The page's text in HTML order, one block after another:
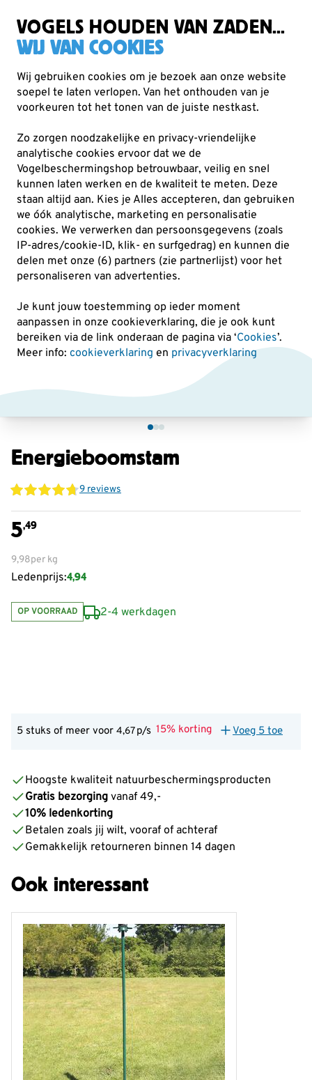
VOGELS HOUDEN VAN ZADEN...
WIJ VAN COOKIES
Wij gebruiken cookies om je bezoek aan onze website
soepel te laten verlopen. Van het onthouden van je
voorkeuren tot het tonen van de juiste nestkast.
Zo zorgen noodzakelijke en privacy-vriendelijke
analytische cookies ervoor dat we de
Vogelbeschermingshop betrouwbaar, veilig en snel
kunnen laten werken en de kwaliteit te meten. Deze
staan altijd aan. Kies je Alles accepteren, dan gebruiken
we óók analytische, marketing en personalisatie
cookies. We verwerken dan persoonsgegevens (zoals
IP-adres/cookie-ID, klik- en surfgedrag) en kunnen die
delen met onze (6) partners (zie partnerlijst) voor het
personaliseren van advertenties.
Je kunt jouw toestemming op ieder moment
aanpassen in onze cookieverklaring, die je ook kunt
bereiken via de link onderaan de pagina via ‘Cookies’.
Meer info: cookieverklaring en privacyverklaring
Energieboomstam
9 reviews
5,49
9,98per kg
Ledenprijs:4,94
OP VOORRAAD 2-4 werkdagen
5 stuks of meer voor 4,67p/s 15% korting Voeg 5 toe
Hoogste kwaliteit natuurbeschermingsproducten
Gratis bezorging vanaf 49,-
10% ledenkorting
Betalen zoals jij wilt, vooraf of achteraf
Gemakkelijk retourneren binnen 14 dagen
Ook interessant